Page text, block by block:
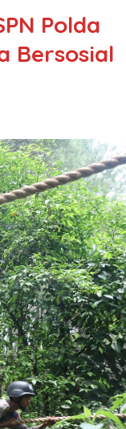
Polda
Bersosial